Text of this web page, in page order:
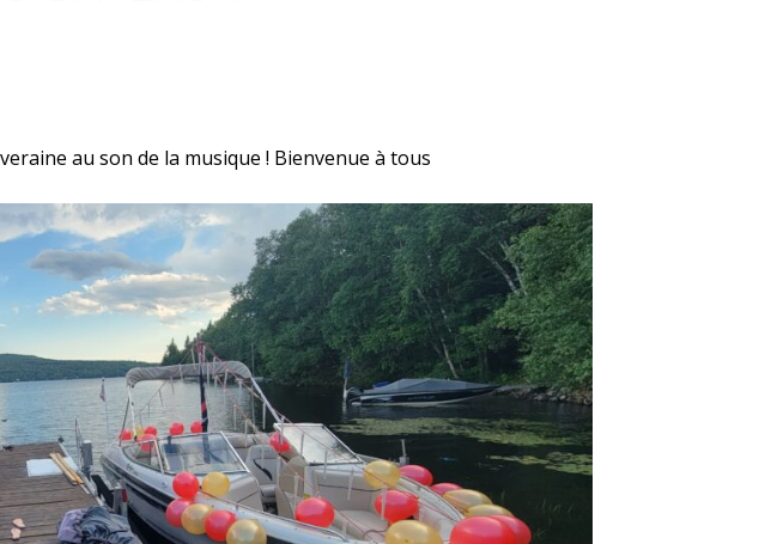
au son de la musique ! Bienvenue à tous